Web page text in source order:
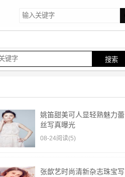
姚笛甜美可人显轻熟魅力蕾
丝写真曝光
08-24阅读(5)
张歆艺时尚清新杂志珠宝写